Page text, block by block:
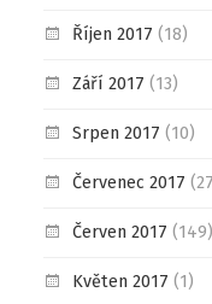
Říjen 2017 (18)
Září 2017 (13)
Srpen 2017 (10)
Červenec 2017
Červen 2017 (149)
Květen 2017 (1)